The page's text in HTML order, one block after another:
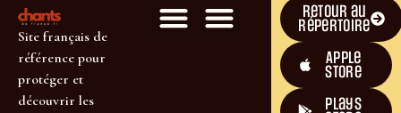
Site français de
référence pour
protéger et
découvrir les
Retour au
répertoire
Apple
Store
plays